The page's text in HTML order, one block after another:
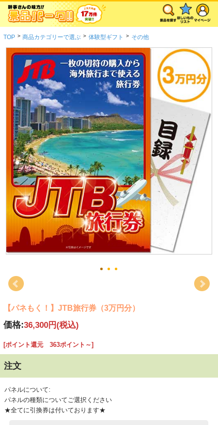
TOP > 商品カテゴリーで選ぶ > 体験型ギフト > その他
【パネもく！】JTB旅行券（3万円分）
価格:36,300円(税込)
[ポイント還元 363ポイント～]
注文
パネルについて:
パネルの種類についてご選択ください
★全てに引換券は付いております★